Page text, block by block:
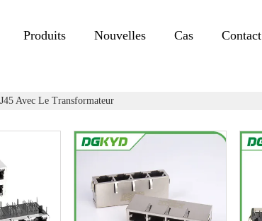
Produits Nouvelles Cas Contact
Avec Le Transformateur